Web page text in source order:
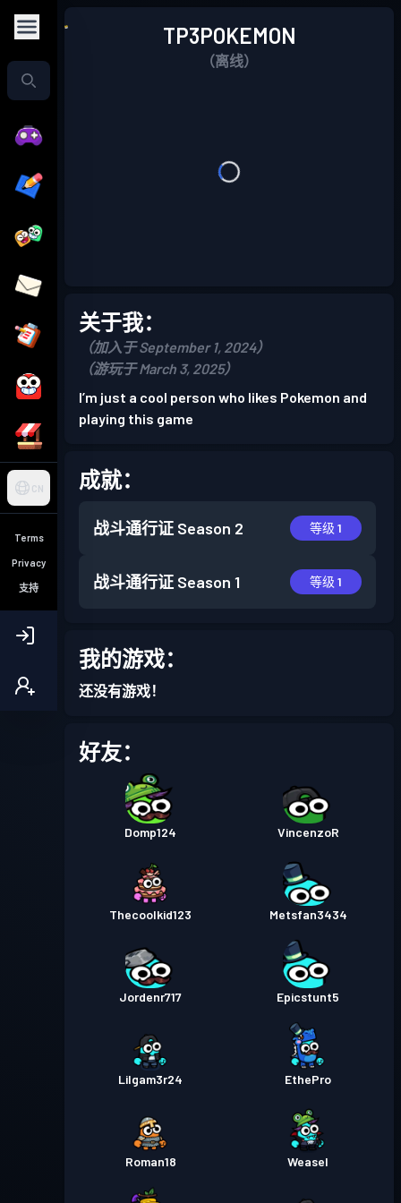
CN
Terms
Privacy
支持
TP3POKEMON
（离线）
关于我：
（加入于 September 1, 2024）
（游玩于 March 3, 2025）
I’m just a cool person who likes Pokemon and
playing this game
成就：
战斗通行证 Season 2 等级 1
战斗通行证 Season 1 等级 1
我的游戏：
还没有游戏！
好友：
Domp124 VincenzoR
Thecoolkid123 Metsfan3434
Jordenr717 Epicstunt5
Lilgam3r24 EthePro
Roman18 Weasel